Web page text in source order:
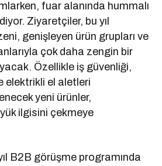
fuar alanında hummalı
Ziyaretçiler, bu yıl
genişleyen ürün grupları ve
çok daha zengin bir
Özellikle iş güvenliği,
elektrikli el aletleri
yeni ürünler,
ilgisini çekmeye
B2B görüşme programında